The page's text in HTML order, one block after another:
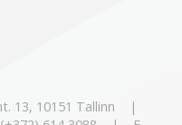
13, 10151 Tallinn |